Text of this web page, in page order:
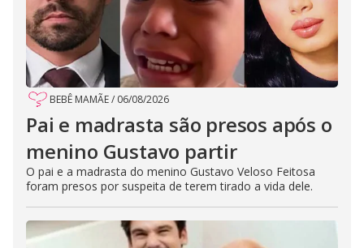
BEBÊ MAMÃE/ 06/08/2026
Pai e madrasta são presos após o
menino Gustavo partir
O pai e a madrasta do menino Gustavo Veloso Feitosa
foram presos por suspeita de terem tirado a vida dele.